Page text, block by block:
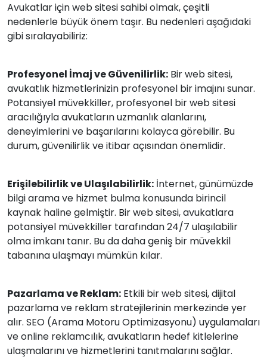
Avukatlar için web sitesi sahibi olmak, çeşitli
nedenlerle büyük önem taşır. Bu nedenleri aşağıdaki
gibi sıralayabiliriz:
Profesyonel İmaj ve Güvenilirlik: Bir web sitesi,
avukatlık hizmetlerinizin profesyonel bir imajını sunar.
Potansiyel müvekkiller, profesyonel bir web sitesi
aracılığıyla avukatların uzmanlık alanlarını,
deneyimlerini ve başarılarını kolayca görebilir. Bu
durum, güvenilirlik ve itibar açısından önemlidir.
Erişilebilirlik ve Ulaşılabilirlik: İnternet, günümüzde
bilgi arama ve hizmet bulma konusunda birincil
kaynak haline gelmiştir. Bir web sitesi, avukatlara
potansiyel müvekkiller tarafından 24/7 ulaşılabilir
olma imkanı tanır. Bu da daha geniş bir müvekkil
tabanına ulaşmayı mümkün kılar.
Pazarlama ve Reklam: Etkili bir web sitesi, dijital
pazarlama ve reklam stratejilerinin merkezinde yer
alır. SEO (Arama Motoru Optimizasyonu) uygulamaları
ve online reklamcılık, avukatların hedef kitlelerine
ulaşmalarını ve hizmetlerini tanıtmalarını sağlar.